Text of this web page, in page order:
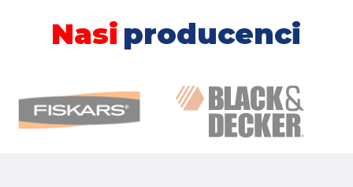
Nasi producenci